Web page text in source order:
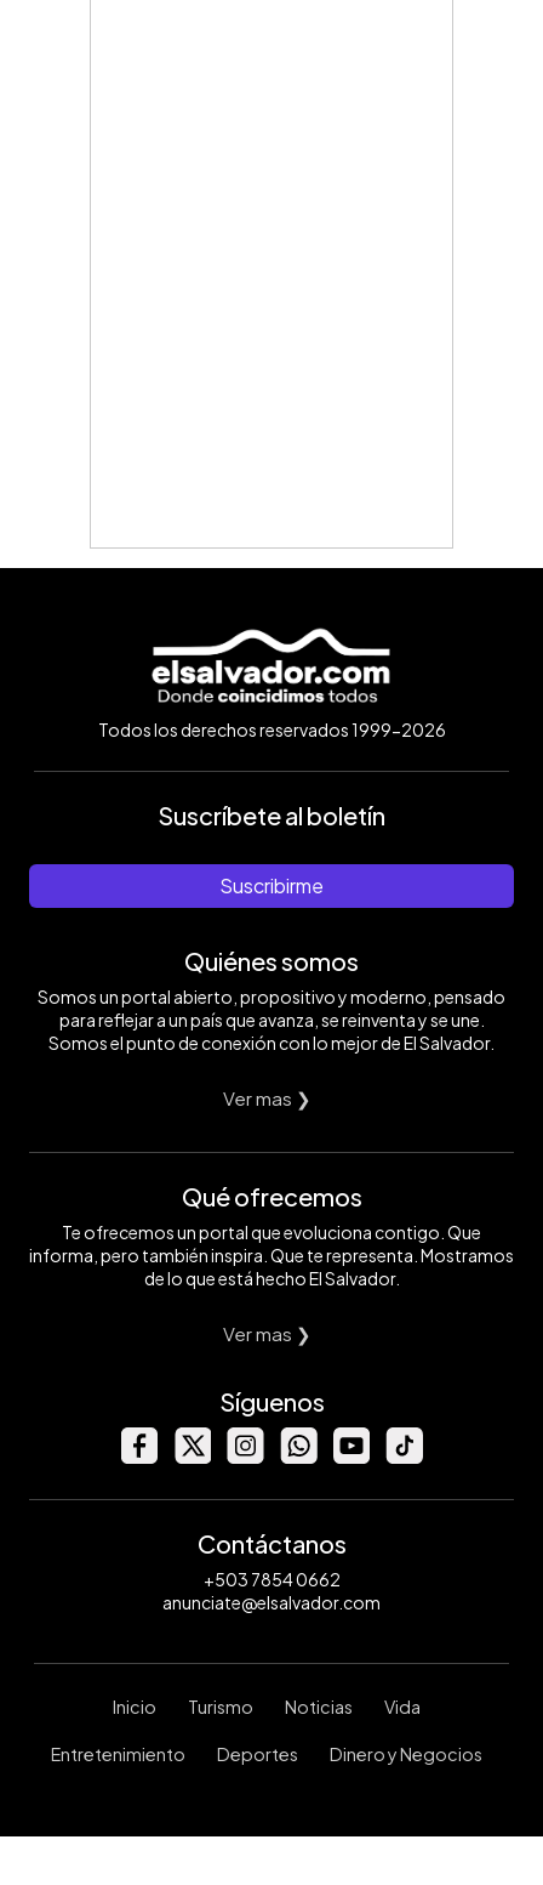
Todos los derechos reservados 1999-2026
Suscríbete al boletín
Suscribirme
Quiénes somos
Somos un portal abierto, propositivo y moderno, pensado
para reflejar a un país que avanza, se reinventa y se une.
Somos el punto de conexión con lo mejor de El Salvador.
Ver mas ❯
Qué ofrecemos
Te ofrecemos un portal que evoluciona contigo. Que
informa, pero también inspira. Que te representa. Mostramos
de lo que está hecho El Salvador.
Ver mas ❯
Síguenos
Contáctanos
+503 7854 0662
anunciate@elsalvador.com
Inicio Turismo Noticias Vida
Entretenimiento Deportes Dinero y Negocios